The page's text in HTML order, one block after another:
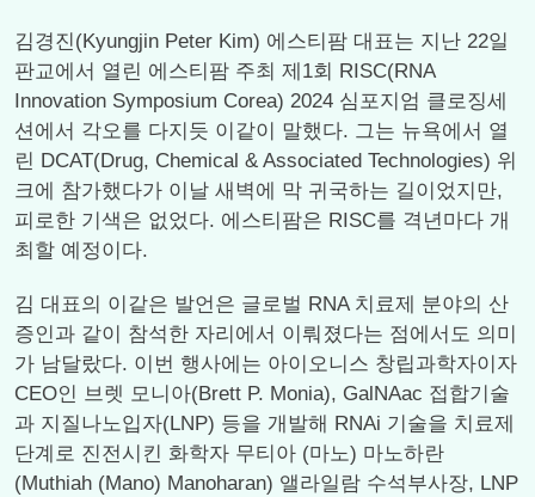
김경진(Kyungjin Peter Kim) 에스티팜 대표는 지난 22일
판교에서 열린 에스티팜 주최 제1회 RISC(RNA
Innovation Symposium Corea) 2024 심포지엄 클로징세
션에서 각오를 다지듯 이같이 말했다. 그는 뉴욕에서 열
린 DCAT(Drug, Chemical & Associated Technologies) 위
크에 참가했다가 이날 새벽에 막 귀국하는 길이었지만,
피로한 기색은 없었다. 에스티팜은 RISC를 격년마다 개
최할 예정이다.
김 대표의 이같은 발언은 글로벌 RNA 치료제 분야의 산
증인과 같이 참석한 자리에서 이뤄졌다는 점에서도 의미
가 남달랐다. 이번 행사에는 아이오니스 창립과학자이자
CEO인 브렛 모니아(Brett P. Monia), GalNAac 접합기술
과 지질나노입자(LNP) 등을 개발해 RNAi 기술을 치료제
단계로 진전시킨 화학자 무티아 (마노) 마노하란
(Muthiah (Mano) Manoharan) 앨라일람 수석부사장, LNP